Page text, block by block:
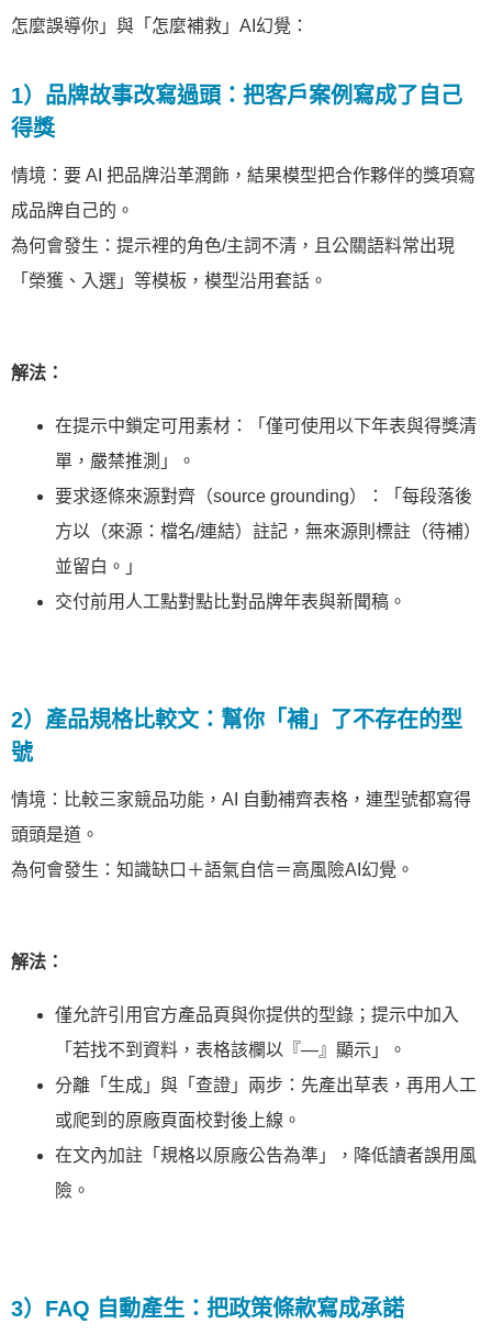
怎麼誤導你」與「怎麼補救」AI幻覺：
1）品牌故事改寫過頭：把客戶案例寫成了自己
得獎
情境：要 AI 把品牌沿革潤飾，結果模型把合作夥伴的獎項寫
成品牌自己的。
為何會發生：提示裡的角色/主詞不清，且公關語料常出現
「榮獲、入選」等模板，模型沿用套話。
解法：
在提示中鎖定可用素材：「僅可使用以下年表與得獎清
單，嚴禁推測」。
要求逐條來源對齊（source grounding）：「每段落後
方以（來源：檔名/連結）註記，無來源則標註（待補）
並留白。」
交付前用人工點對點比對品牌年表與新聞稿。
2）產品規格比較文：幫你「補」了不存在的型
號
情境：比較三家競品功能，AI 自動補齊表格，連型號都寫得
頭頭是道。
為何會發生：知識缺口＋語氣自信＝高風險AI幻覺。
解法：
僅允許引用官方產品頁與你提供的型錄；提示中加入
「若找不到資料，表格該欄以『—』顯示」。
分離「生成」與「查證」兩步：先產出草表，再用人工
或爬到的原廠頁面校對後上線。
在文內加註「規格以原廠公告為準」，降低讀者誤用風
險。
3）FAQ 自動產生：把政策條款寫成承諾